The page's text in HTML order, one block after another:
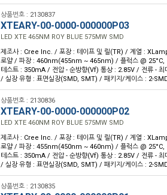
상품번호 : 2130837
XTEARY-00-0000-000000P03
LED XTE 465NM ROY BLUE 575MW SMD
제조사 : Cree Inc. / 포장 : 테이프 및 릴(TR) / 계열 :
로얄 / 파장 : 460nm(455nm ~ 465nm) / 플럭스 @ 25°C,
테스트 : 350mA / 전압 - 순방향(Vf) 통상 : 2.85V / 전류 -
/ 실장 유형 : 표면실장(SMD, SMT) / 패키지/케이스 : 2-
상품번호 : 2130836
XTEARY-00-0000-000000P02
LED XTE 460NM ROY BLUE 575MW SMD
제조사 : Cree Inc. / 포장 : 테이프 및 릴(TR) / 계열 :
로얄 / 파장 : 455nm(450nm ~ 460nm) / 플럭스 @ 25°C,
테스트 : 350mA / 전압 - 순방향(Vf) 통상 : 2.85V / 전류 -
/ 실장 유형 : 표면실장(SMD, SMT) / 패키지/케이스 : 2-
상품번호 : 2130835